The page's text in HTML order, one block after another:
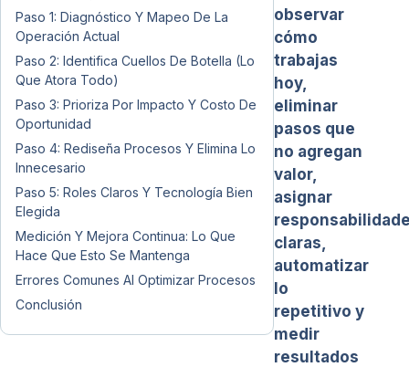
Paso 1: Diagnóstico Y Mapeo De La
Operación Actual
Paso 2: Identifica Cuellos De Botella (Lo
Que Atora Todo)
Paso 3: Prioriza Por Impacto Y Costo De
Oportunidad
Paso 4: Rediseña Procesos Y Elimina Lo
Innecesario
Paso 5: Roles Claros Y Tecnología Bien
Elegida
Medición Y Mejora Continua: Lo Que
Hace Que Esto Se Mantenga
Errores Comunes Al Optimizar Procesos
Conclusión
observar
cómo
trabajas
hoy,
eliminar
pasos que
no agregan
valor,
asignar
claras,
automatizar
lo
repetitivo y
medir
resultados